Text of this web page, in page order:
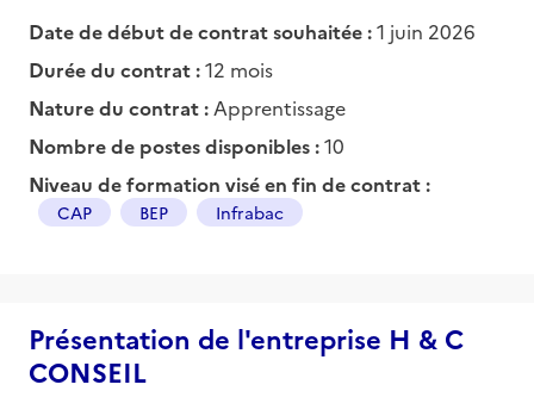
Date de début de contrat souhaitée :1 juin 2026
Durée du contrat :12 mois
Nature du contrat : Apprentissage
Nombre de postes disponibles :10
Niveau de formation visé en fin de contrat :
CAP BEP Infrabac
Présentation de l'entreprise H & C
CONSEIL